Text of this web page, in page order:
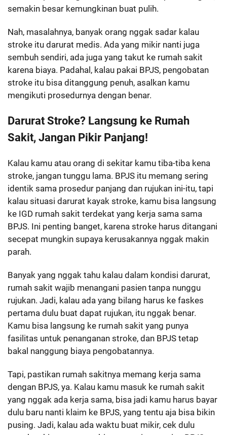
semakin besar kemungkinan buat pulih.
Nah, masalahnya, banyak orang nggak sadar kalau
stroke itu darurat medis. Ada yang mikir nanti juga
sembuh sendiri, ada juga yang takut ke rumah sakit
karena biaya. Padahal, kalau pakai BPJS, pengobatan
stroke itu bisa ditanggung penuh, asalkan kamu
mengikuti prosedurnya dengan benar.
Darurat Stroke? Langsung ke Rumah
Sakit, Jangan Pikir Panjang!
Kalau kamu atau orang di sekitar kamu tiba-tiba kena
stroke, jangan tunggu lama. BPJS itu memang sering
identik sama prosedur panjang dan rujukan ini-itu, tapi
kalau situasi darurat kayak stroke, kamu bisa langsung
ke IGD rumah sakit terdekat yang kerja sama sama
BPJS. Ini penting banget, karena stroke harus ditangani
secepat mungkin supaya kerusakannya nggak makin
parah.
Banyak yang nggak tahu kalau dalam kondisi darurat,
rumah sakit wajib menangani pasien tanpa nunggu
rujukan. Jadi, kalau ada yang bilang harus ke faskes
pertama dulu buat dapat rujukan, itu nggak benar.
Kamu bisa langsung ke rumah sakit yang punya
fasilitas untuk penanganan stroke, dan BPJS tetap
bakal nanggung biaya pengobatannya.
Tapi, pastikan rumah sakitnya memang kerja sama
dengan BPJS, ya. Kalau kamu masuk ke rumah sakit
yang nggak ada kerja sama, bisa jadi kamu harus bayar
dulu baru nanti klaim ke BPJS, yang tentu aja bisa bikin
pusing. Jadi, kalau ada waktu buat mikir, cek dulu